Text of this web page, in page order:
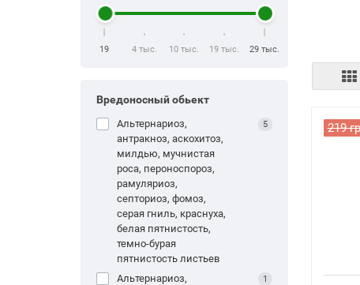
19 4 тыс. 10 тыс. 19 тыс. 29 тыс.
Вредоносный обьект
Альтернариоз,
антракноз, аскохитоз,
милдью, мучнистая
роса, пероноспороз,
рамуляриоз,
септориоз, фомоз,
серая гниль, краснуха,
белая пятнистость,
темно-бурая
пятнистость листьев
5
Альтернариоз,
1
ы
219